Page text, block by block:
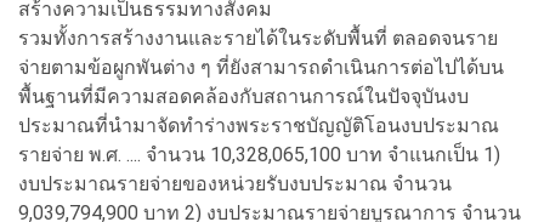
สร้างความเป็นธรรมทางสังคม
รวมทั้งการสร้างงานและรายได้ในระดับพื้นที่ ตลอดจนราย
จ่ายตามข้อผูกพันต่าง ๆ ที่ยังสามารถดำเนินการต่อไปได้บน
พื้นฐานที่มีความสอดคล้องกับสถานการณ์ในปัจจุบันงบ
ประมาณที่นำมาจัดทำร่างพระราชบัญญัติโอนงบประมาณ
รายจ่าย พ.ศ. .... จำนวน 10,328,065,100 บาท จำแนกเป็น 1)
งบประมาณรายจ่ายของหน่วยรับงบประมาณ จำนวน
9,039,794,900 บาท 2) งบประมาณรายจ่ายบูรณาการ จำนวน